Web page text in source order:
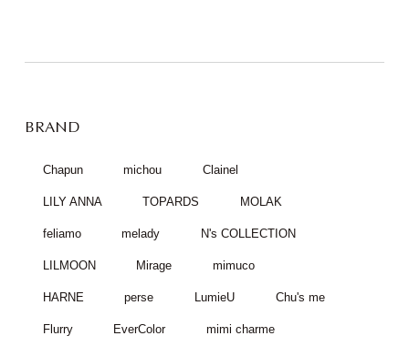
BRAND
Chapun michou Clainel
LILY ANNA TOPARDS MOLAK
feliamo melady N's COLLECTION
LILMOON Mirage mimuco
HARNE perse LumieU Chu's me
Flurry EverColor mimi charme